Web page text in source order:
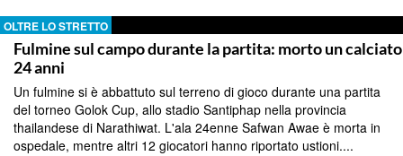
OLTRE LO STRETTO
Fulmine sul campo durante la partita: morto un
24 anni
Un fulmine si è abbattuto sul terreno di gioco durante una partita
del torneo Golok Cup, allo stadio Santiphap nella provincia
thailandese di Narathiwat. L'ala 24enne Safwan Awae è morta in
ospedale, mentre altri 12 giocatori hanno riportato ustioni....